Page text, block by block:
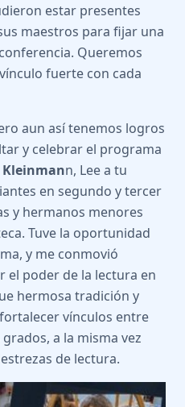
estar presentes
maestros para fijar una
Queremos
fuerte con cada
aun así tenemos logros
y celebrar el programa
n, Lee a tu
en segundo y tercer
y hermanos menores
Tuve la oportunidad
y me conmovió
el poder de la lectura en
hermosa tradición y
vínculos entre
a la misma vez
de lectura.